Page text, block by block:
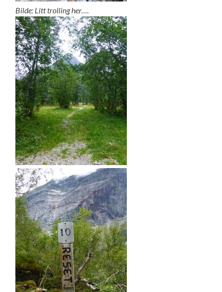
Bilde: Litt trolling her….